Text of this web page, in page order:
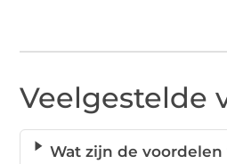
Veelgestelde
Wat zijn de voordelen